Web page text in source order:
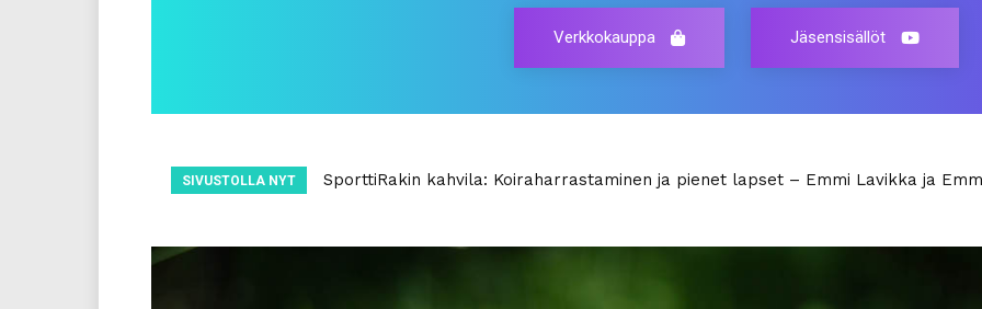
Verkkokauppa Jäsensisällöt
SIVUSTOLLA NYT Nettiluento ti 2.6. – MH-luonnekuvaus – kasvattajan ja harrastajan työkalu –